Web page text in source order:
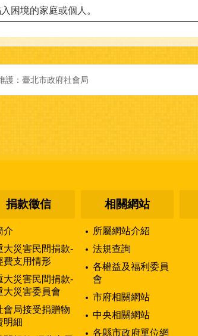
困境的家庭或個人。
護：臺北市政府社會局
捐款徵信
介
大災害民間捐款-
費支用情形
大災害民間捐款-
大災害委員會
會局接受捐贈物
明細
相關網站
所屬網站介紹
法規查詢
各權益及福利委員
會
市府相關網站
中央相關網站
各縣市政府單位網